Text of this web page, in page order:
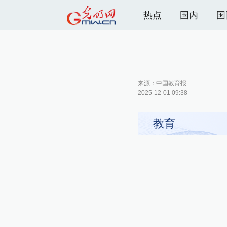
热点 国内
来源： 中国教育报
2025-12-01 09:38
教育